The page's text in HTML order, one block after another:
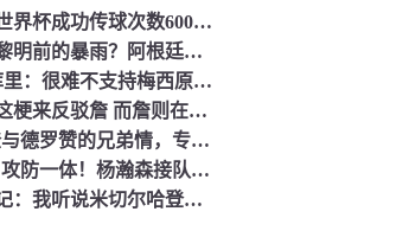
[世界杯]单届世界杯成功传球次数600+球员：罗德里本届75
[马德里竞技]黎明前的暴雨？阿根廷世界杯决赛前最后一堂训练课
[有道理嘛?]库里：很难不支持梅西原来库里也是梅西球迷！
[集锦]哈特用这梗来反驳詹 而詹则在开玩笑地强调0比3和1比
【推荐】哈登与德罗赞的兄弟情，专属硬汉的温情
【好看推荐】攻防一体！杨瀚森接队友传球双手大力灌篮&防守端再
[好看推荐]骑记：我听说米切尔哈登和詹姆斯保持联系 但招募不